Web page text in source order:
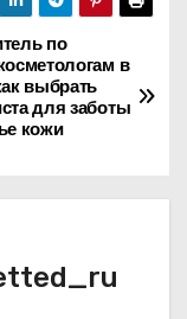
по
в
выбрать
для заботы
кожи